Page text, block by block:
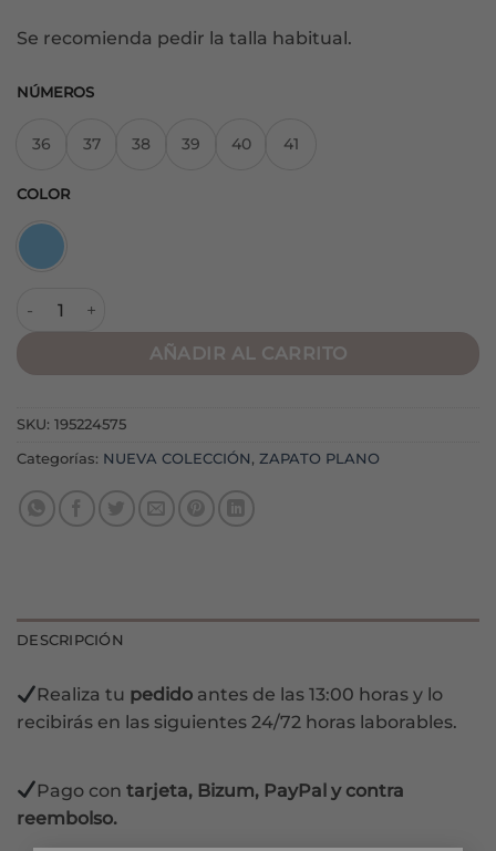
Se recomienda pedir la talla habitual.
NÚMEROS
36 37 38 39 40 41
COLOR
AÑADIR AL CARRITO
SKU: 195224575
Categorías: NUEVA COLECCIÓN , ZAPATO PLANO
DESCRIPCIÓN
Realiza tu pedido antes de las 13:00 horas y lo
recibirás en las siguientes 24/72 horas laborables.
Pago con tarjeta, Bizum, PayPal y contra
reembolso.